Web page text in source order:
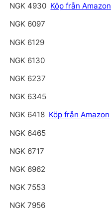
NGK 4930 Köp från Amazon
NGK 6097
NGK 6129
NGK 6130
NGK 6237
NGK 6345
NGK 6418 Köp från Amazon
NGK 6465
NGK 6717
NGK 6962
NGK 7553
NGK 7956